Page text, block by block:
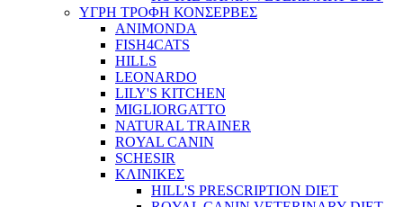
ΥΓΡΗ ΤΡΟΦΗ ΚΟΝΣΕΡΒΕΣ
ANIMONDA
FISH4CATS
HILLS
LEONARDO
LILY'S KITCHEN
MIGLIORGATTO
NATURAL TRAINER
ROYAL CANIN
SCHESIR
ΚΛΙΝΙΚΕΣ
HILL'S PRESCRIPTION DIET